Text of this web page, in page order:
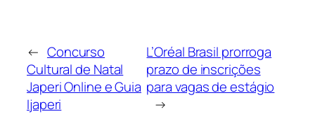
← Concurso
Cultural de Natal
Japeri Online e Guia
Ijaperi
L’Oréal Brasil prorroga
prazo de inscrições
para vagas de estágio
→